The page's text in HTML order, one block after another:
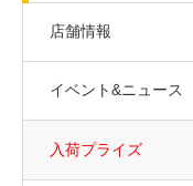
店舗情報
イベント&ニュース
入荷プライズ